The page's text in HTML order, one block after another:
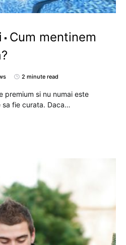
Cum mentinem
2 minute read
premium si nu numai este
sa fie curata. Daca…